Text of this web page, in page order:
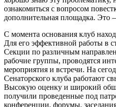
ознакомиться с вопросом
дополнительная площадка.
С момента основания клуб
Для его эффективной работы в
Секции по различным
рабочие группы, проводятся
мероприятия и встречи. На
Сенаторского клуба работают
Высокую оценку и широкий
получили проведенные под
конференции, форумы,